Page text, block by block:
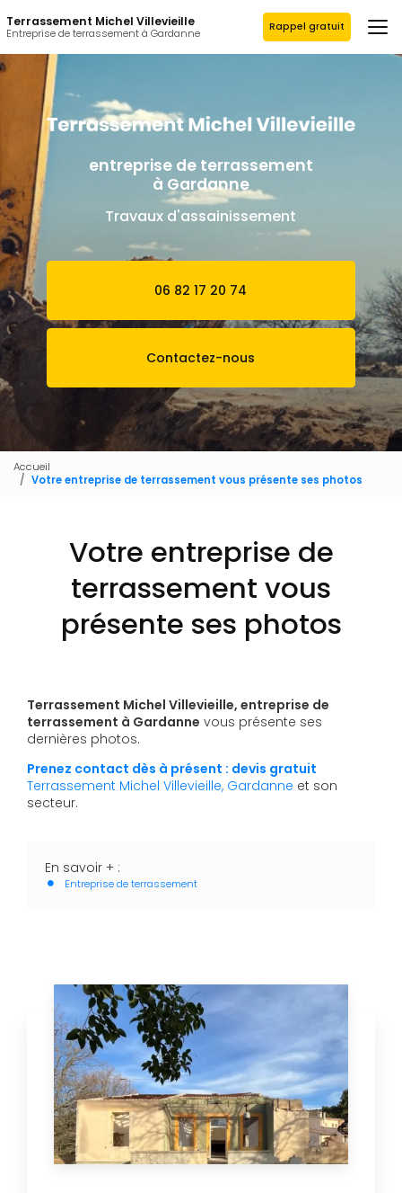
au
contenu
principal
Terrassement Michel Villevieille
Entreprise de terrassement à Gardanne Rappel gratuit
entreprise de terrassement
à Gardanne
Travaux d'assainissement
06 82 17 20 74
Contactez-nous
Accueil
Votre entreprise de terrassement vous présente ses photos
Votre entreprise de
terrassement vous
présente ses photos
Terrassement Michel Villevieille, entreprise de
terrassement à Gardanne vous présente ses
dernières photos.
Prenez contact dès à présent : devis gratuit
Terrassement Michel Villevieille, Gardanne et son
secteur.
En savoir + :
Entreprise de terrassement